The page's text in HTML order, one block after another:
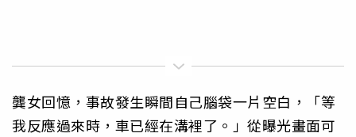
龔女回憶，事故發生瞬間自己腦袋一片空白，「等
我反應過來時，車已經在溝裡了。」從曝光畫面可